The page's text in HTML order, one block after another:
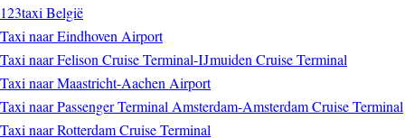
123taxi België
Taxi naar Eindhoven Airport
Taxi naar Felison Cruise Terminal-IJmuiden Cruise Terminal
Taxi naar Maastricht-Aachen Airport
Taxi naar Passenger Terminal Amsterdam-Amsterdam Cruise Terminal
Taxi naar Rotterdam Cruise Terminal